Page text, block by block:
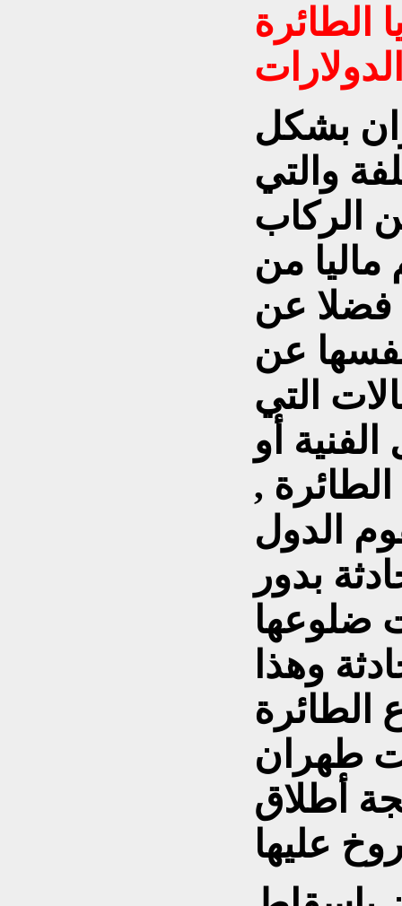
الطائرة
بشكل
والتي
الركاب
ماليا من
فضلا عن
عن
التي
أو
,
الدول
بدور
ضلوعها
وهذا
طهران
أطلاق